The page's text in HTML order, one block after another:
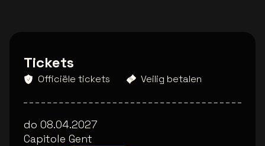
Tickets
Officiële tickets Veilig betalen
do 08.04.2027
Capitole Gent